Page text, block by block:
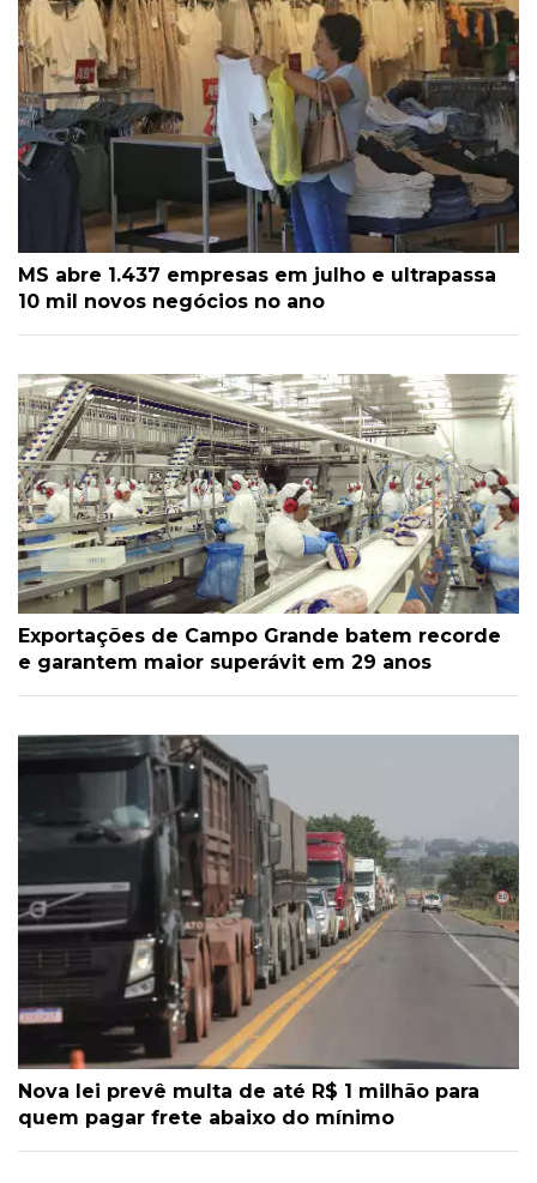
MS abre 1.437 empresas em julho e ultrapassa
10 mil novos negócios no ano
Exportações de Campo Grande batem recorde
e garantem maior superávit em 29 anos
Nova lei prevê multa de até R$ 1 milhão para
quem pagar frete abaixo do mínimo